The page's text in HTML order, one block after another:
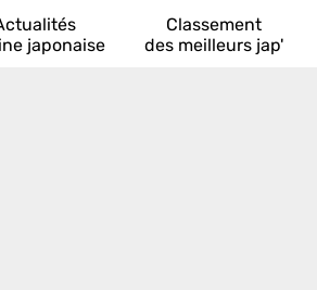
japonaise
Classement
des meilleurs jap'